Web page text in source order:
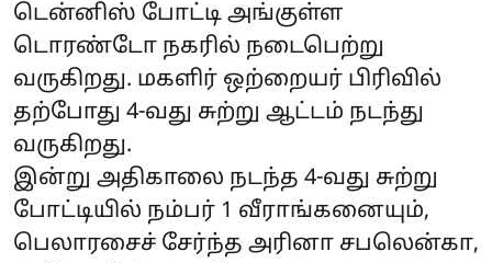
டென்னிஸ் போட்டி அங்குள்ள
டொரண்டோ நகரில் நடைபெற்று
வருகிறது. மகளிர் ஒற்றையர் பிரிவில்
தற்போது 4-வது சுற்று ஆட்டம் நடந்து
வருகிறது.
இன்று அதிகாலை நடந்த 4-வது சுற்று
போட்டியில் நம்பர் 1 வீராங்கனையும்,
பெலாரசைச் சேர்ந்த அரினா சபலென்கா,